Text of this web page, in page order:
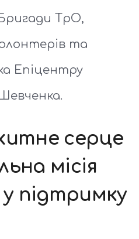
ТрО,
та
Епіцентру
серце
місія
підтримку